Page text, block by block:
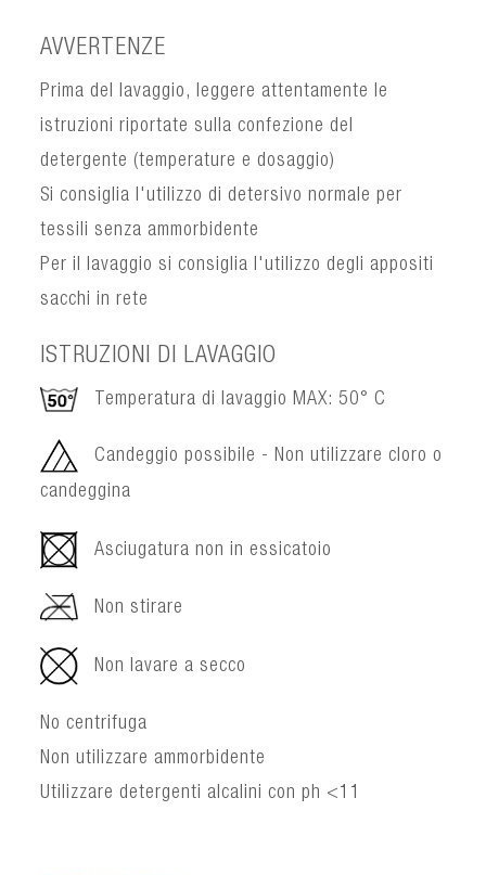
AVVERTENZE
Prima del lavaggio, leggere attentamente le
istruzioni riportate sulla confezione del
detergente (temperature e dosaggio)
Si consiglia l'utilizzo di detersivo normale per
tessili senza ammorbidente
Per il lavaggio si consiglia l'utilizzo degli appositi
sacchi in rete
ISTRUZIONI DI LAVAGGIO
Temperatura di lavaggio MAX: 50° C
Candeggio possibile - Non utilizzare cloro o
candeggina
Asciugatura non in essicatoio
Non stirare
Non lavare a secco
No centrifuga
Non utilizzare ammorbidente
Utilizzare detergenti alcalini con ph <11